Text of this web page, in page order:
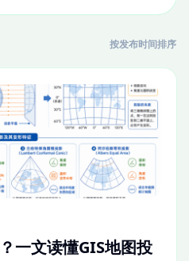
按发布时间排序
一文读懂GIS地图投